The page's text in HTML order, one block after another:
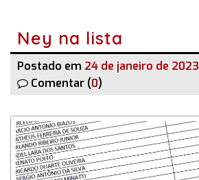
Ney na lista
Postado em 24 de janeiro de 2023
Comentar (0)